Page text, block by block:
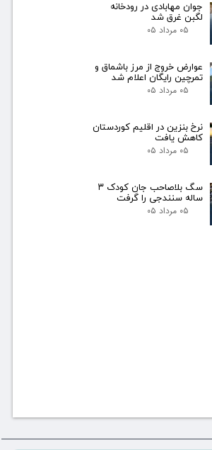
جوان مهابادی در رودخانه
لگبن غرق شد
۰۵ مرداد ۰۵
عوارض خروج از مرز باشماق و
تمرچین رایگان اعلام شد
۰۵ مرداد ۰۵
نرخ بنزین در اقلیم کوردستان
کاهش یافت
۰۵ مرداد ۰۵
سگ بلاصاحب جان کودک ۳
ساله سنندجی را گرفت
۰۵ مرداد ۰۵